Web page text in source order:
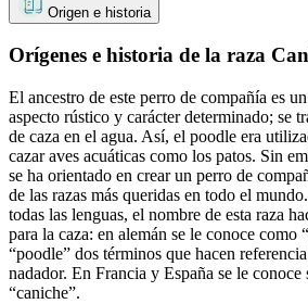
Origen e historia
Orígenes e historia de la raza
El ancestro de este perro de compañía es
aspecto rústico y carácter determinado; se
de caza en el agua. Así, el poodle era
cazar aves acuáticas como los patos. Sin
se ha orientado en crear un perro de
de las razas más queridas en todo el
todas las lenguas, el nombre de esta raza
para la caza: en alemán se le conoce como
“poodle” dos términos que hacen
nadador. En Francia y España se le
“caniche”.